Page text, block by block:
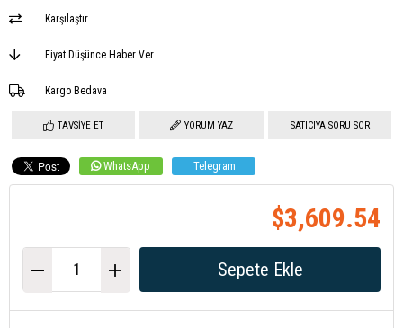
Karşılaştır
Fiyat Düşünce Haber Ver
Kargo Bedava
TAVSIYE ET YORUM YAZ SATICIYA SORU SOR
WhatsApp Telegram
$3,609.54